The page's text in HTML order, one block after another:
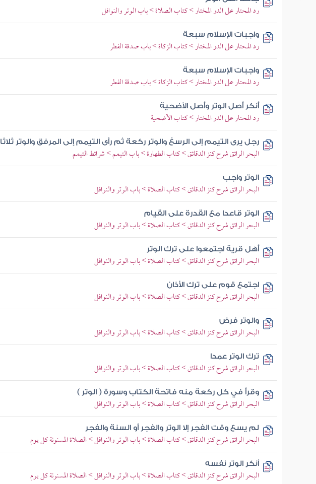
رد المحتار على الدر المختار > كتاب الصلاة > باب الوتر والنوافل
واجبات الإسلام سبعة
رد المحتار على الدر المختار > كتاب الزكاة > باب صدقة الفطر
واجبات الإسلام سبعة
رد المحتار على الدر المختار > كتاب الزكاة > باب صدقة الفطر
أنكر أصل الوتر وأصل الأضحية
رد المحتار على الدر المختار > كتاب الأضحية
رجل يرى التيمم إلى الرسغ والوتر ركعة ثم رأى التيمم إلى المرفق والوتر ثلاثا
البحر الرائق شرح كنز الدقائق > كتاب الطهارة > باب التيمم > شرائط التيمم
الوتر واجب
البحر الرائق شرح كنز الدقائق > كتاب الصلاة > باب الوتر والنوافل
الوتر قاعدا مع القدرة على القيام
البحر الرائق شرح كنز الدقائق > كتاب الصلاة > باب الوتر والنوافل
أهل قرية اجتمعوا على ترك الوتر
البحر الرائق شرح كنز الدقائق > كتاب الصلاة > باب الوتر والنوافل
اجتمع قوم على ترك الأذان
البحر الرائق شرح كنز الدقائق > كتاب الصلاة > باب الوتر والنوافل
والوتر فرض
البحر الرائق شرح كنز الدقائق > كتاب الصلاة > باب الوتر والنوافل
ترك الوتر عمدا
البحر الرائق شرح كنز الدقائق > كتاب الصلاة > باب الوتر والنوافل
وقرأ في كل ركعة منه فاتحة الكتاب وسورة ( الوتر )
البحر الرائق شرح كنز الدقائق > كتاب الصلاة > باب الوتر والنوافل
لم يسع وقت الفجر إلا الوتر والفجر أو السنة والفجر
البحر الرائق شرح كنز الدقائق > كتاب الصلاة > باب الوتر والنوافل > الصلاة المسنونة كل يوم
أنكر الوتر نفسه
البحر الرائق شرح كنز الدقائق > كتاب الصلاة > باب الوتر والنوافل > الصلاة المسنونة كل يوم